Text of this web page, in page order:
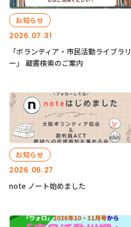
2026.07.31
お知らせ
「ボランティア・市民活動ライブラリ
ー」 蔵書検索のご案内
2026.06.27
お知らせ
note ノート始めました